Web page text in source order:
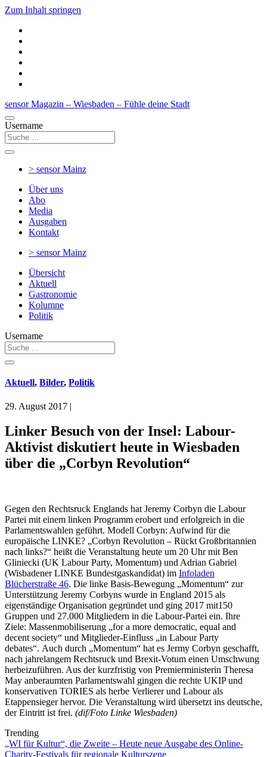
Zum Inhalt springen
sensor Magazin – Wiesbaden – Fühle deine Stadt
Username
> sensorMainz
Über uns
Abo
Media
Ausgaben
Kontakt
> sensorMainz
Übersicht
Aktuell
Gastronomie
Kolumne
Politik
Username
Aktuell, Bilder, Politik
29. August 2017 |
Linker Besuch von der Insel: Labour-
Aktivist diskutiert heute in Wiesbaden
über die „Corbyn Revolution“
Gegen den Rechtsruck Englands hat Jeremy Corbyn die Labour
Partei mit einem linken Programm erobert und erfolgreich in die
Parlamentswahlen geführt. Modell Corbyn: Aufwind für die
europäische LINKE? „Corbyn Revolution – Rückt Großbritannien
nach links?“ heißt die Veranstaltung heute um 20 Uhr mit Ben
Gliniecki (UK Labour Party, Momentum) und Adrian Gabriel
(Wisbadener LINKE Bundestgaskandidat) im Infoladen
Blücherstraße 46. Die linke Basis-Bewegung „Momentum“ zur
Unterstützung Jeremy Corbyns wurde in England 2015 als
eigenständige Organisation gegründet und ging 2017 mit150
Gruppen und 27.000 Mitgliedern in die Labour-Partei ein. Ihre
Ziele: Massenmobiliserung „for a more democratic, equal and
decent society“ und Mitglieder-Einfluss „in Labour Party
debates“. Auch durch „Momentum“ hat es Jermy Corbyn geschafft,
nach jahrelangem Rechtsruck und Brexit-Votum einen Umschwung
herbeizuführen. Aus der kurzfristig von Premierministerin Theresa
May anberaumten Parlamentswahl gingen die rechte UKIP und
konservativen TORIES als herbe Verlierer und Labour als
Etappensieger hervor. Die Veranstaltung wird übersetzt ins deutsche,
der Eintritt ist frei. (dif/Foto Linke Wiesbaden)
Trending
„WI für Kultur“, die Zweite – Heute neue Ausgabe des Online-
Charity-Festivals für regionale Kulturszene